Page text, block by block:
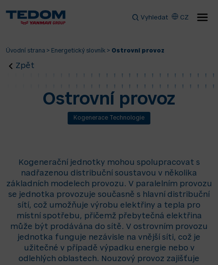
Vyhledat CZ
Úvodní strana > Energetický slovník > Ostrovní provoz
Zpět
Ostrovní provoz
Kogenerace Technologie
Kogenerační jednotky mohou spolupracovat s
nadřazenou distribuční soustavou v několika
základních modelech provozu. V paralelním provozu
se jednotka provozuje současně s hlavní distribuční
sítí, což umožňuje výrobu elektřiny a tepla pro
místní spotřebu, přičemž přebytečná elektřina
může být prodávána do sítě. V ostrovním provozu
jednotka funguje nezávisle na vnější síti, což je
užitečné v případě výpadku energie nebo v
odlehlých oblastech. Nouzový provoz zajišťuje